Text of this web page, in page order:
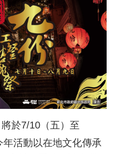
將於7/10（五）至
活動以在地文化傳承